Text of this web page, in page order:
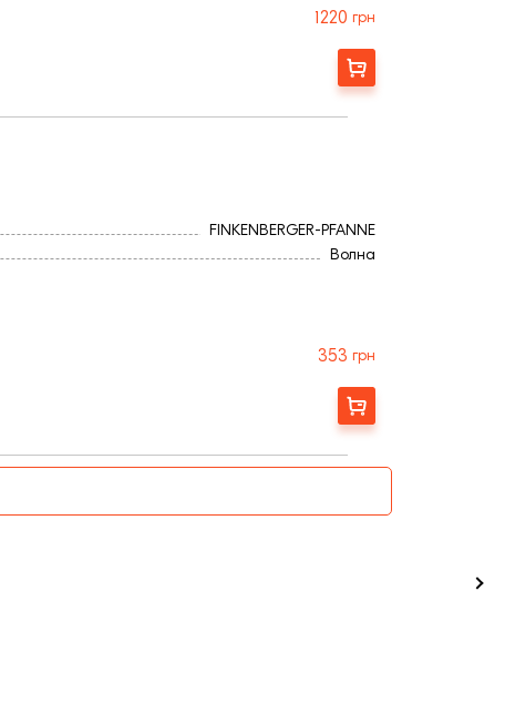
1220 грн
Заказать
FINKENBERGER-PFANNE
Волна
353 грн
Заказать